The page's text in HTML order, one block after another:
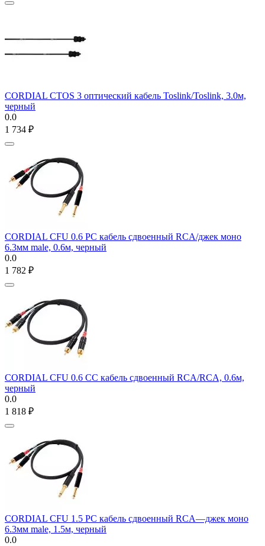
CORDIAL CTOS 3 оптический кабель Toslink/Toslink, 3.0м,
черный
0.0
1 734 ₽
CORDIAL CFU 0.6 PC кабель сдвоенный RCA/джек моно
6.3мм male, 0.6м, черный
0.0
1 782 ₽
CORDIAL CFU 0.6 CC кабель сдвоенный RCA/RCA, 0.6м,
черный
0.0
1 818 ₽
CORDIAL CFU 1.5 PC кабель сдвоенный RCA—джек моно
6.3мм male, 1.5м, черный
0.0